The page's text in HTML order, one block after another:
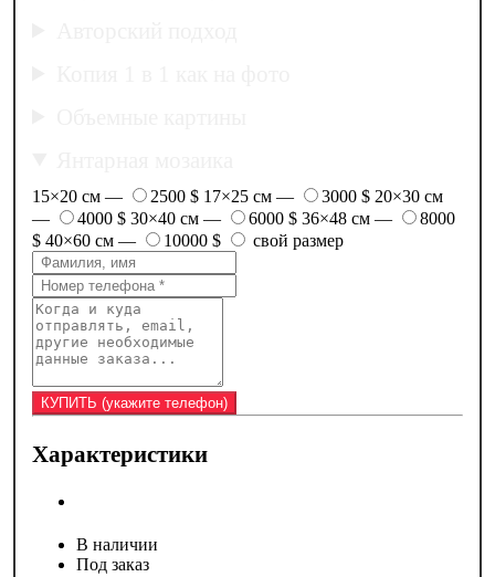
15×20 см — 2500 $ 17×25 см — 3000 $ 20×30 см
—
4000 $ 30×40 см — 6000 $ 36×48 см —
8000
$ 40×60 см — 10000 $ свой размер
Характеристики
В наличии
Под заказ